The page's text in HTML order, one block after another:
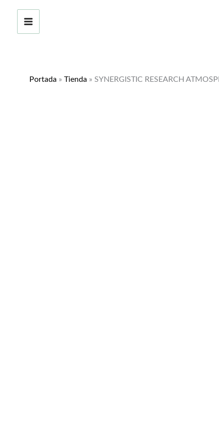
contenido
Portada » Tienda » SYNERGISTIC RESEARCH